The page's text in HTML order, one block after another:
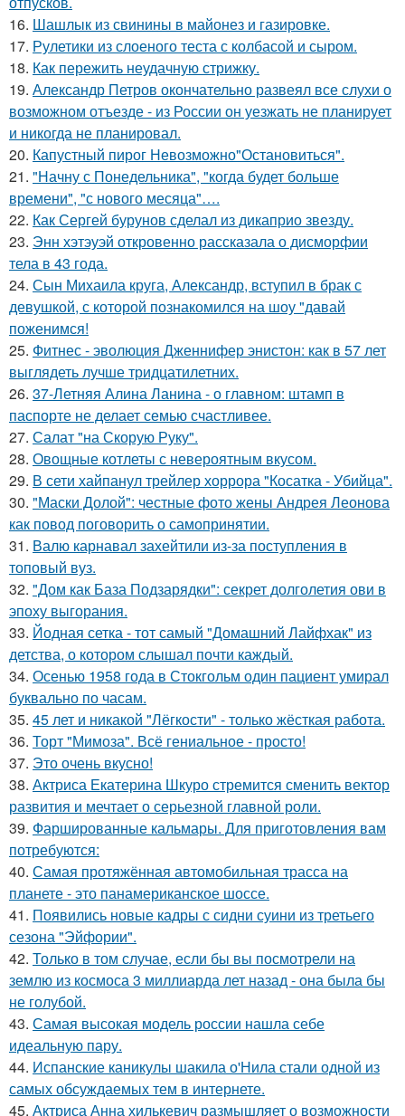
16. Шашлык из свинины в майонез и газировке.
17. Рулетики из слоеного теста с колбасой и сыром.
18. Как пережить неудачную стрижку.
19. Александр Петров окончательно развеял все слухи о
возможном отъезде - из России он уезжать не планирует
и никогда не планировал.
20. Капустный пирог Невозможно"Остановиться".
21. "Начну с Понедельника", "когда будет больше
времени", "с нового месяца"….
22. Как Сергей бурунов сделал из дикаприо звезду.
23. Энн хэтэуэй откровенно рассказала о дисморфии
тела в 43 года.
24. Сын Михаила круга, Александр, вступил в брак с
девушкой, с которой познакомился на шоу "давай
поженимся!
25. Фитнес - эволюция Дженнифер энистон: как в 57 лет
выглядеть лучше тридцатилетних.
26. 37-Летняя Алина Ланина - о главном: штамп в
паспорте не делает семью счастливее.
27. Салат "на Скорую Руку".
28. Овощные котлеты с невероятным вкусом.
29. В сети хайпанул трейлер хоррора "Косатка - Убийца".
30. "Маски Долой": честные фото жены Андрея Леонова
как повод поговорить о самопринятии.
31. Валю карнавал захейтили из-за поступления в
топовый вуз.
32. "Дом как База Подзарядки": секрет долголетия ови в
эпоху выгорания.
33. Йодная сетка - тот самый "Домашний Лайфхак" из
детства, о котором слышал почти каждый.
34. Осенью 1958 года в Стокгольм один пациент умирал
буквально по часам.
35. 45 лет и никакой "Лёгкости" - только жёсткая работа.
36. Торт "Мимоза". Всё гениальное - просто!
37. Это очень вкусно!
38. Актриса Екатерина Шкуро стремится сменить вектор
развития и мечтает о серьезной главной роли.
39. Фаршированные кальмары. Для приготовления вам
потребуются:
40. Самая протяжённая автомобильная трасса на
планете - это панамериканское шоссе.
41. Появились новые кадры с сидни суини из третьего
сезона "Эйфории".
42. Только в том случае, если бы вы посмотрели на
землю из космоса 3 миллиарда лет назад - она была бы
не голубой.
43. Самая высокая модель россии нашла себе
идеальную пару.
44. Испанские каникулы шакила о'Нила стали одной из
самых обсуждаемых тем в интернете.
45. Актриса Анна хилькевич размышляет о возможности